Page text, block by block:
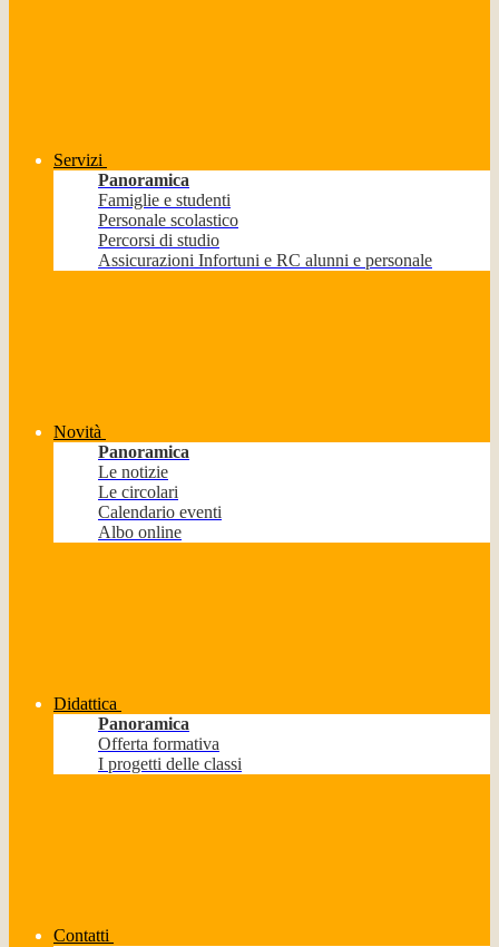
Servizi
Panoramica
Famiglie e studenti
Personale scolastico
Percorsi di studio
Assicurazioni Infortuni e RC alunni e personale
Novità
Panoramica
Le notizie
Le circolari
Calendario eventi
Albo online
Didattica
Panoramica
Offerta formativa
I progetti delle classi
Contatti